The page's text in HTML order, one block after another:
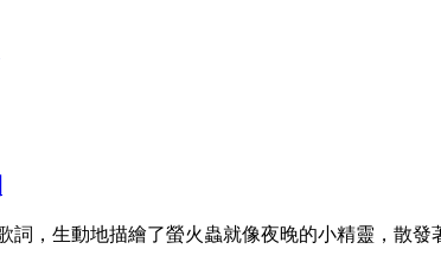
詞，生動地描繪了螢火蟲就像夜晚的小精靈，